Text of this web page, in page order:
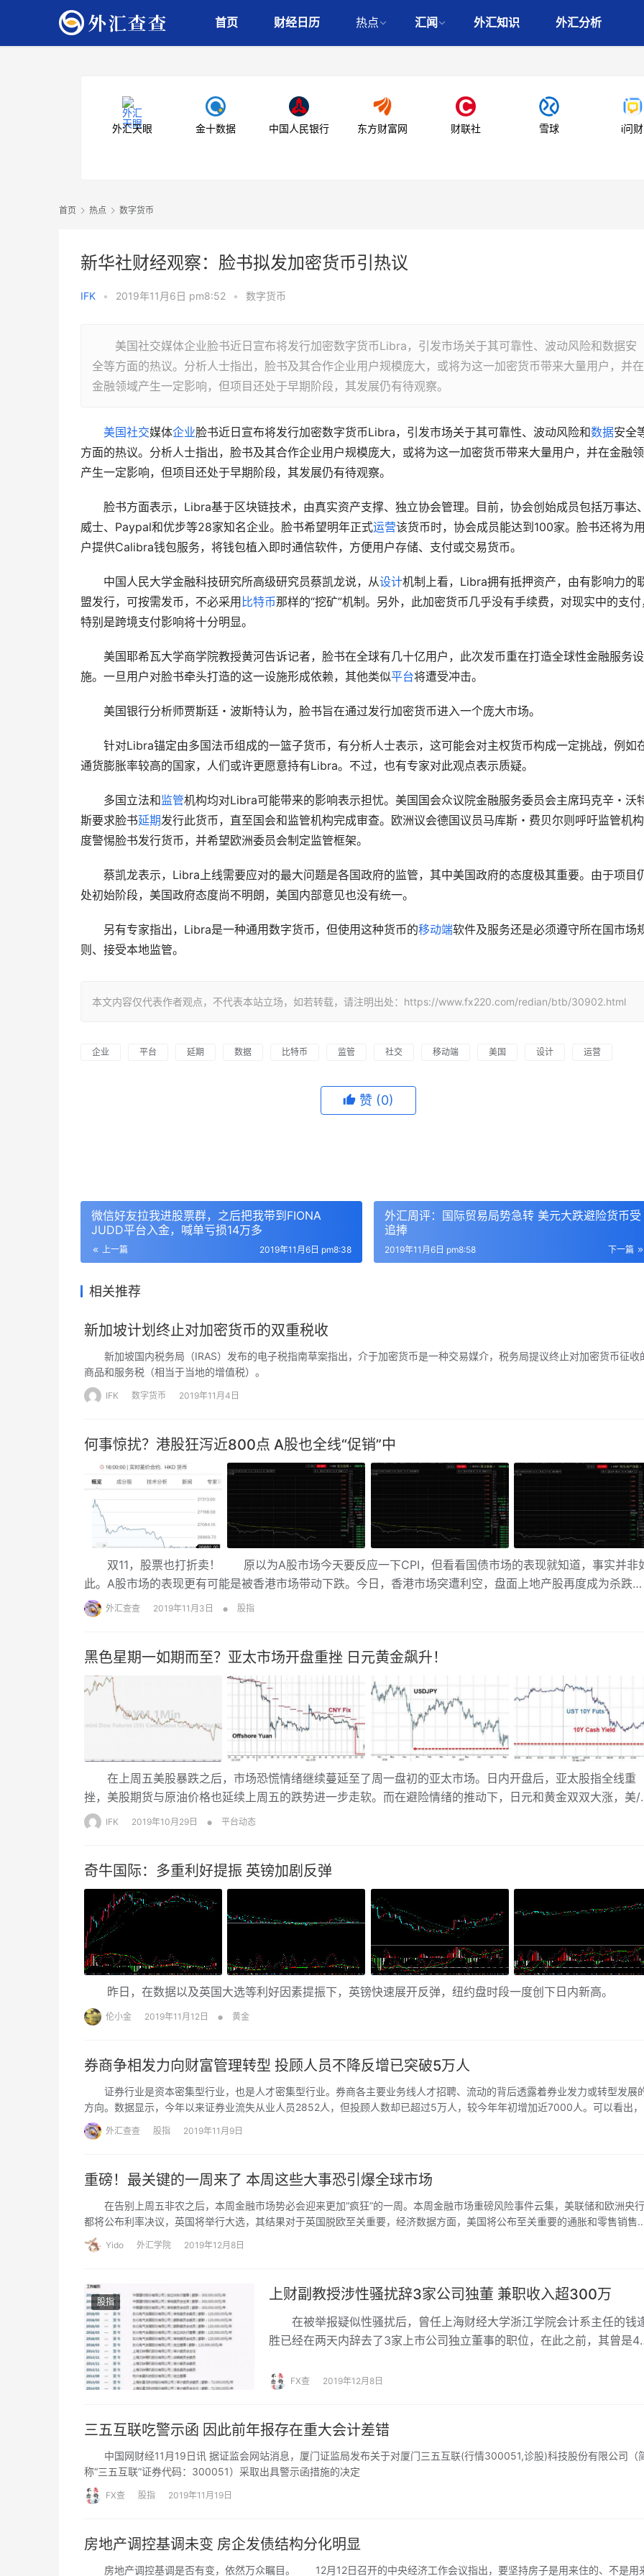
首页 财经日历 热点 汇闻 外汇知识 外汇分析
外汇天眼 金十数据 中国人民银行 东方财富网 财联社 雪球 i问财
首页 热点 数字货币
新华社财经观察：脸书拟发加密货币引热议
IFK • 2019年11月6日 pm8:52 • 数字货币
美国社交媒体企业脸书近日宣布将发行加密数字货币Libra，引发市场关于其可靠性、波动风险和数据安
全等方面的热议。分析人士指出，脸书及其合作企业用户规模庞大，或将为这一加密货币带来大量用户，并在
金融领域产生一定影响，但项目还处于早期阶段，其发展仍有待观察。
美国社交媒体企业脸书近日宣布将发行加密数字货币Libra，引发市场关于其可靠性、波动风险和数据安全
方面的热议。分析人士指出，脸书及其合作企业用户规模庞大，或将为这一加密货币带来大量用户，并在金融
产生一定影响，但项目还处于早期阶段，其发展仍有待观察。
脸书方面表示，Libra基于区块链技术，由真实资产支撑、独立协会管理。目前，协会创始成员包括万事达
威士、Paypal和优步等28家知名企业。脸书希望明年正式运营该货币时，协会成员能达到100家。脸书还将为
户提供Calibra钱包服务，将钱包植入即时通信软件，方便用户存储、支付或交易货币。
中国人民大学金融科技研究所高级研究员蔡凯龙说，从设计机制上看，Libra拥有抵押资产，由有影响力的
盟发行，可按需发币，不必采用比特币那样的“挖矿”机制。另外，此加密货币几乎没有手续费，对现实中的支付
特别是跨境支付影响将十分明显。
美国耶希瓦大学商学院教授黄河告诉记者，脸书在全球有几十亿用户，此次发币重在打造全球性金融服务设
施。一旦用户对脸书牵头打造的这一设施形成依赖，其他类似平台将遭受冲击。
美国银行分析师贾斯廷・波斯特认为，脸书旨在通过发行加密货币进入一个庞大市场。
针对Libra锚定由多国法币组成的一篮子货币，有分析人士表示，这可能会对主权货币构成一定挑战，例如
通货膨胀率较高的国家，人们或许更愿意持有Libra。不过，也有专家对此观点表示质疑。
多国立法和监管机构均对Libra可能带来的影响表示担忧。美国国会众议院金融服务委员会主席玛克辛・沃
斯要求脸书延期发行此货币，直至国会和监管机构完成审查。欧洲议会德国议员马库斯・费贝尔则呼吁监管机
度警惕脸书发行货币，并希望欧洲委员会制定监管框架。
蔡凯龙表示，Libra上线需要应对的最大问题是各国政府的监管，其中美国政府的态度极其重要。由于项目
处初始阶段，美国政府态度尚不明朗，美国内部意见也没有统一。
另有专家指出，Libra是一种通用数字货币，但使用这种货币的移动端软件及服务还是必须遵守所在国市场
则、接受本地监管。
本文内容仅代表作者观点，不代表本站立场，如若转载，请注明出处：https://www.fx220.com/redian/btb/30902.html
企业 平台 延期 数据 比特币 监管 社交 移动端 美国 设计 运营
赞 (0)
微信好友拉我进股票群，之后把我带到FIONA
JUDD平台入金，喊单亏损14万多
上一篇 2019年11月6日 pm8:38
外汇周评：国际贸易局势急转 美元大跌避险货币受
追捧
下一篇
2019年11月6日 pm8:58
相关推荐
新加坡计划终止对加密货币的双重税收
新加坡国内税务局（IRAS）发布的电子税指南草案指出，介于加密货币是一种交易媒介，税务局提议终止对加密货币征收
商品和服务税（相当于当地的增值税）。
IFK 数字货币 2019年11月4日
何事惊扰？港股狂泻近800点 A股也全线“促销”中
双11，股票也打折卖！ 原以为A股市场今天要反应一下CPI，但看看国债市场的表现就知道，事实并非
此。A股市场的表现更有可能是被香港市场带动下跌。今日，香港市场突遭利空，盘面上地产股再度成为杀跌主
力，恒生指数最多时下跌超800点，截至收盘，恒指下跌2.78%。受此影响，A股市场亦全天单边杀跌，上证指
数收盘下跌近2%，人民币急跌近200点。
外汇查查 2019年11月3日 • 股指
黑色星期一如期而至？亚太市场开盘重挫 日元黄金飙升！
在上周五美股暴跌之后，市场恐慌情绪继续蔓延至了周一盘初的亚太市场。日内开盘后，亚太股指全线重
挫，美股期货与原油价格也延续上周五的跌势进一步走软。而在避险情绪的推动下，日元和黄金双双大涨，美/
跌破了年初汇市闪崩低点，刷新逾三年低位；金价则一度升穿1550美元关口！
IFK 2019年10月29日 • 平台动态
奇牛国际：多重利好提振 英镑加剧反弹
昨日，在数据以及英国大选等利好因素提振下，英镑快速展开反弹，纽约盘时段一度创下日内新高。
伦小金 2019年11月12日 • 黄金
券商争相发力向财富管理转型 投顾人员不降反增已突破5万人
证券行业是资本密集型行业，也是人才密集型行业。券商各主要业务线人才招聘、流动的背后透露着券业发力或转型发展
方向。数据显示，今年以来证券业流失从业人员2852人，但投顾人数却已超过5万人，较今年年初增加近7000人。可以看出，
在一般证券人员和经纪人岗位数量明显下降的趋势下，投顾缺口成为业内共识。
外汇查查 股指 2019年11月9日
重磅！最关键的一周来了 本周这些大事恐引爆全球市场
在告别上周五非农之后，本周金融市场势必会迎来更加“疯狂”的一周。本周金融市场重磅风险事件云集，美联储和欧洲央行
都将公布利率决议，英国将举行大选，其结果对于英国脱欧至关重要，经济数据方面，美国将公布至关重要的通胀和零售销售
据。此外，中美贸易也迎来非常关键的一周，预计在12月15日之前会传出更多重要信息，特别是一旦中美在这一期限之前达成
议，那么市场风险偏好情绪可能进一步升温，从而令金价造成更大打击。
Yido 外汇学院 2019年12月8日
股指 上财副教授涉性骚扰辞3家公司独董 兼职收入超300万
在被举报疑似性骚扰后，曾任上海财经大学浙江学院会计系主任的钱
胜已经在两天内辞去了3家上市公司独立董事的职位，在此之前，其曾是4
FX查 2019年12月8日
三五互联吃警示函 因此前年报存在重大会计差错
中国网财经11月19日讯 据证监会网站消息，厦门证监局发布关于对厦门三五互联(行情300051,诊股)科技股份有限公司（
称“三五互联”证券代码：300051）采取出具警示函措施的决定
FX查 股指 2019年11月19日
房地产调控基调未变 房企发债结构分化明显
房地产调控基调是否有变，依然万众瞩目。 12月12日召开的中央经济工作会议指出，要坚持房子是用来住的、不是用